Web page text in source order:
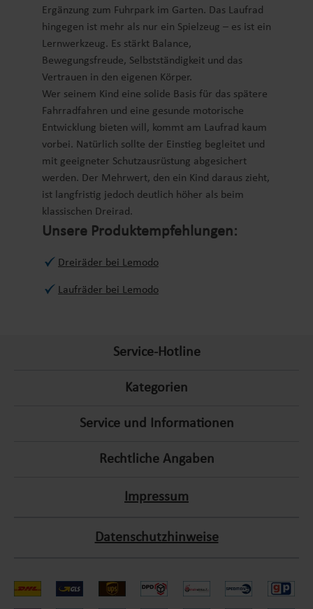
Ergänzung zum Fuhrpark im Garten. Das Laufrad
hingegen ist mehr als nur ein Spielzeug – es ist ein
Lernwerkzeug. Es stärkt Balance,
Bewegungsfreude, Selbstständigkeit und das
Vertrauen in den eigenen Körper.
Wer seinem Kind eine solide Basis für das spätere
Fahrradfahren und eine gesunde motorische
Entwicklung bieten will, kommt am Laufrad kaum
vorbei. Natürlich sollte der Einstieg begleitet und
mit geeigneter Schutzausrüstung abgesichert
werden. Der Mehrwert, den ein Kind daraus zieht,
ist langfristig jedoch deutlich höher als beim
klassischen Dreirad.
Unsere Produktempfehlungen:
Dreiräder bei Lemodo
Laufräder bei Lemodo
Service-Hotline
Kategorien
Service und Informationen
Rechtliche Angaben
Impressum
Datenschutzhinweise